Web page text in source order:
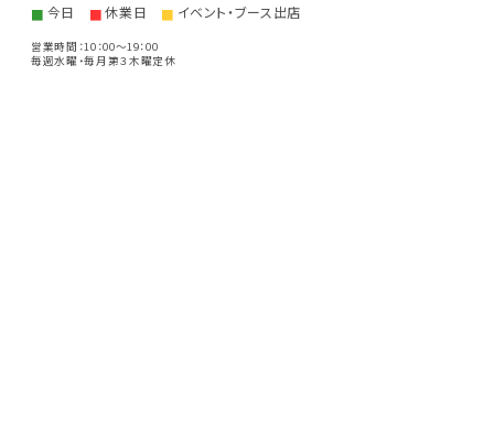
■ 今日 ■休業日 ■ イベント・ブース出店
営業時間：10：00～19：00
毎週水曜・毎月第３木曜定休